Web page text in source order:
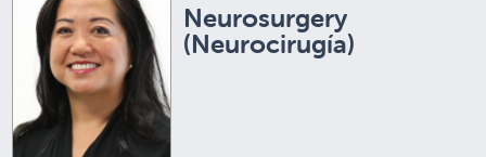
Neurosurgery
(Neurocirugía)